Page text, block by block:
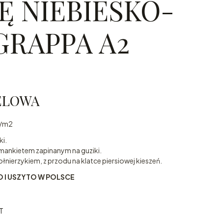
NIEBIESKO-
A2
m2
zapinanym na guziki.
z przodu na klatce piersiowej kieszeń.
I USZYTO W POLSCE